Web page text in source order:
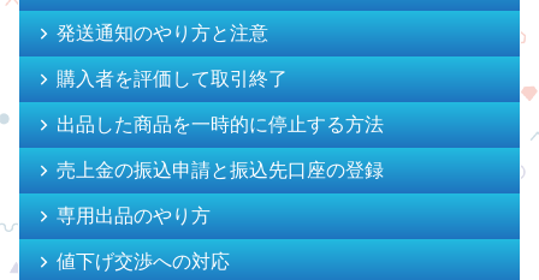
発送通知のやり方と注意
購入者を評価して取引終了
出品した商品を一時的に停止する方法
売上金の振込申請と振込先口座の登録
専用出品のやり方
値下げ交渉への対応